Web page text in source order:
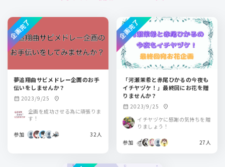
夢追翔曲サビメドレー企画のお手
伝いをしませんか？
calendar_month 2023/9/25 location_on
企画を成功させる為に頑張りま
す！
参加 32人
企画完了
「河瀬茉希と赤尾ひかるの今夜も
イチヤヅケ！」最終回にお花を贈
りませんか？
calendar_month 2023/9/25 location_on
イチヤヅケに感謝の気持ちを贈
りましょう！
参加 27人
企画完了